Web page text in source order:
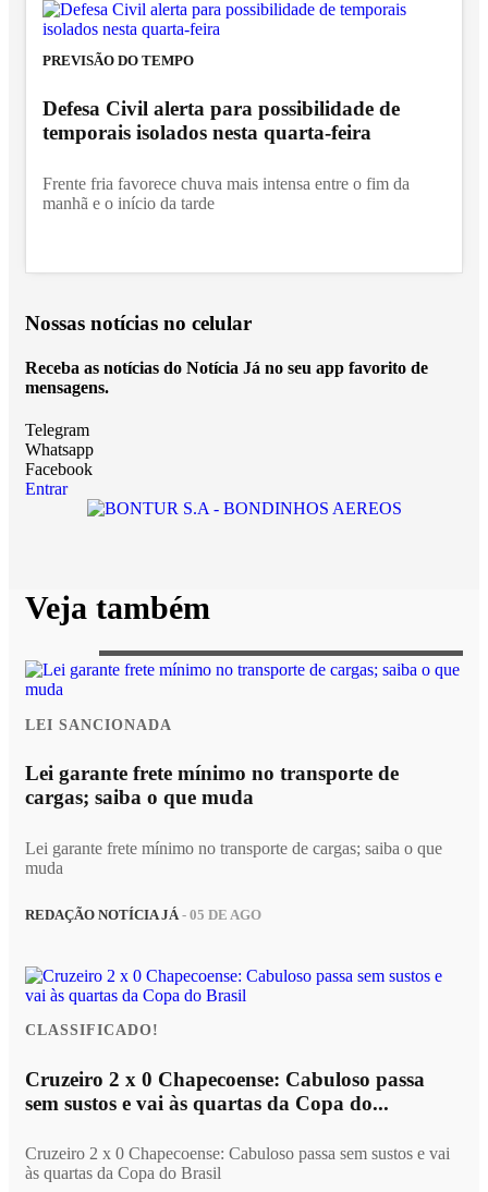
PREVISÃO DO TEMPO
Defesa Civil alerta para possibilidade de
temporais isolados nesta quarta-feira
Frente fria favorece chuva mais intensa entre o fim da
manhã e o início da tarde
Nossas notícias no celular
Receba as notícias do Notícia Já no seu app favorito de
mensagens.
Telegram
Whatsapp
Facebook
Entrar
Veja também
LEI SANCIONADA
Lei garante frete mínimo no transporte de
cargas; saiba o que muda
Lei garante frete mínimo no transporte de cargas; saiba o que
muda
REDAÇÃO NOTÍCIA JÁ - 05 DE AGO
CLASSIFICADO!
Cruzeiro 2 x 0 Chapecoense: Cabuloso passa
sem sustos e vai às quartas da Copa do...
Cruzeiro 2 x 0 Chapecoense: Cabuloso passa sem sustos e vai
às quartas da Copa do Brasil